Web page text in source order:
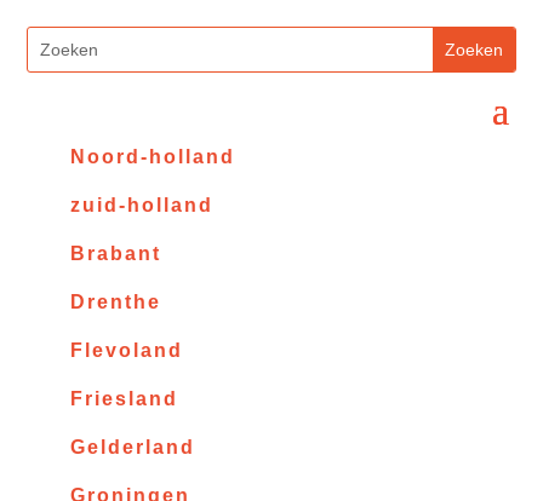
Noord-holland
zuid-holland
Brabant
Drenthe
Flevoland
Friesland
Gelderland
Groningen